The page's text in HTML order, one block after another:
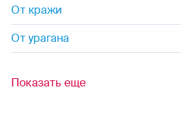
От кражи
От урагана
Показать еще